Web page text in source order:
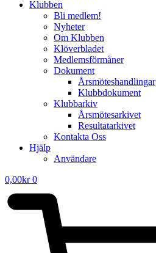
Klubben
Bli medlem!
Nyheter
Om Klubben
Klöverbladet
Medlemsförmåner
Dokument
Årsmöteshandlingar
Klubbdokument
Klubbarkiv
Årsmötesarkivet
Resultatarkivet
Kontakta Oss
Hjälp
Användare
0,00kr 0